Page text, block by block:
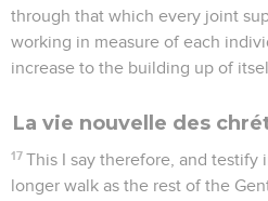
through that which every joint
working in measure of each
increase to the building up of
La vie nouvelle des
17 This I say therefore, and testify
longer walk as the rest of the